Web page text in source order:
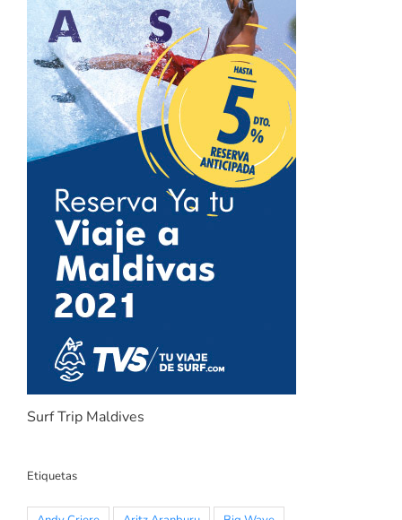
Surf Trip Maldives
Etiquetas